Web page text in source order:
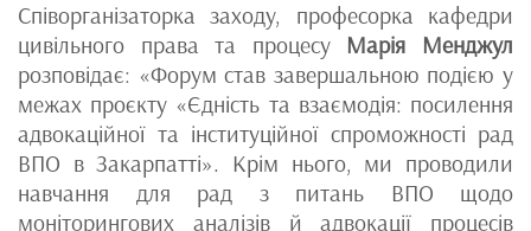
Співорганізаторка заходу, професорка кафедри
цивільного права та процесу Марія Менджул
розповідає: «Форум став завершальною подією у
межах проєкту «Єдність та взаємодія: посилення
адвокаційної та інституційної спроможності рад
ВПО в Закарпатті». Крім нього, ми проводили
навчання для рад з питань ВПО щодо
моніторингових аналізів й адвокації процесів